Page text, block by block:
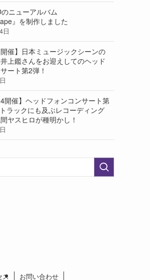
ニューアルバム
』を制作しました
日
開催】日本ミュージックシーンの
上鑑さんをお迎えしてのヘッド
ート第2弾！
開催】ヘッドフォンコンサート第
ラックにも及ぶレコーディング
ヤスヒロが種明かし！
ス お問い合わせ